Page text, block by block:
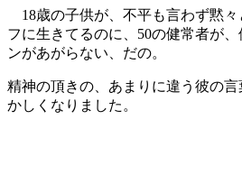
18歳の子供が、不平も言わず黙々
フに生きてるのに、50の健常者が
ンがあがらない、だの。
精神の頂きの、あまりに違う彼の
かしくなりました。